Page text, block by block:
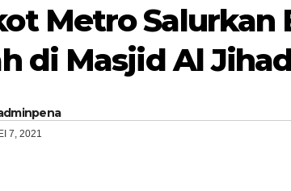
Metro Salurkan
di Masjid Al
7, 2021